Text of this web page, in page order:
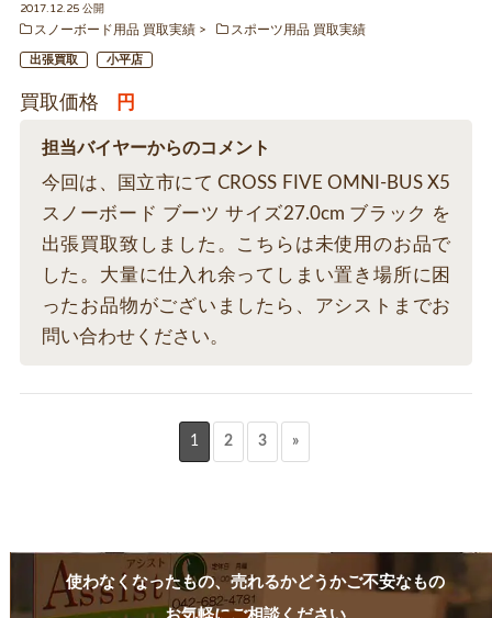
2017.12.25 公開
スノーボード用品 買取実績
スポーツ用品 買取実績
出張買取 小平店
買取価格 円
担当バイヤーからのコメント
今回は、国立市にて CROSS FIVE OMNI-BUS X5
スノーボード ブーツ サイズ27.0cm ブラック を
出張買取致しました。こちらは未使用のお品で
した。大量に仕入れ余ってしまい置き場所に困
ったお品物がございましたら、アシストまでお
問い合わせください。
1 2 3 »
使わなくなったもの、売れるかどうかご不安なもの